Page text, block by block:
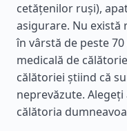
cetățenilor ruși),
asigurare. Nu există
în vârstă de peste
medicală de
călătoriei știind că
neprevăzute.
călătoria